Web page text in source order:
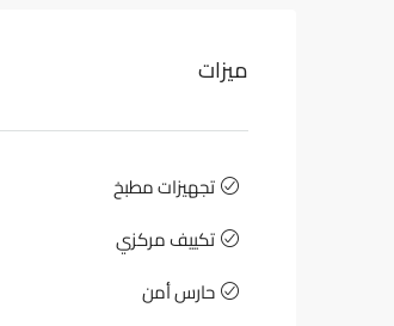
ميزات
تجهيزات مطبخ
تكييف مركزي
حارس أمن